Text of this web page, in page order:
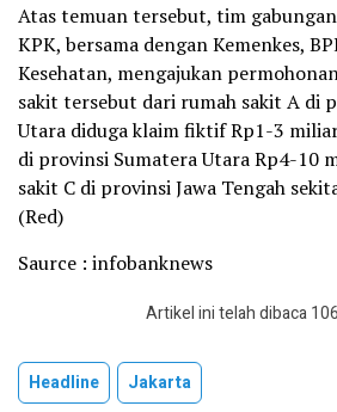
Atas temuan tersebut, tim
KPK, bersama dengan Kemenkes,
Kesehatan, mengajukan
sakit tersebut dari rumah sakit A di
Utara diduga klaim fiktif Rp1-3
di provinsi Sumatera Utara Rp4-10
sakit C di provinsi Jawa Tengah
(Red)
Saurce : infobanknews
Artikel ini telah dibaca
Headline Jakarta